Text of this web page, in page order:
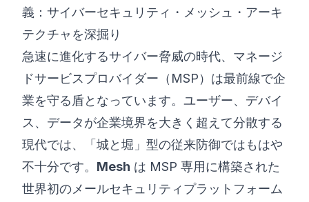
義：サイバーセキュリティ・メッシュ・アーキ
テクチャを深掘り
急速に進化するサイバー脅威の時代、マネージ
ドサービスプロバイダー（MSP）は最前線で企
業を守る盾となっています。ユーザー、デバイ
ス、データが企業境界を大きく超えて分散する
現代では、「城と堀」型の従来防御ではもはや
不十分です。 Mesh は MSP 専用に構築された
世界初のメールセキュリティプラットフォーム